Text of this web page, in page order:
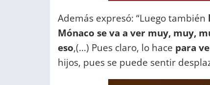
Además expresó: “Luego también
Mónaco se va a ver muy, muy,
eso,(...) Pues claro, lo hace para
hijos, pues se puede sentir